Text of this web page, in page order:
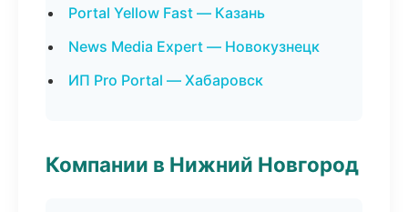
Portal Yellow Fast — Казань
News Media Expert — Новокузнецк
ИП Pro Portal — Хабаровск
Компании в Нижний Новгород